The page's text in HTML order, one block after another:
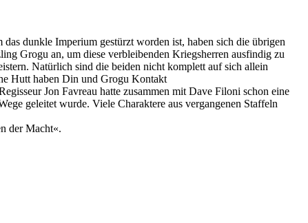
dunkle Imperium gestürzt worden ist, haben sich die übrigen
Grogu an, um diese verbleibenden Kriegsherren ausfindig zu
Natürlich sind die beiden nicht komplett auf sich allein
Hutt haben Din und Grogu Kontakt
Jon Favreau hatte zusammen mit Dave Filoni schon eine
geleitet wurde. Viele Charaktere aus vergangenen Staffeln
der Macht«.